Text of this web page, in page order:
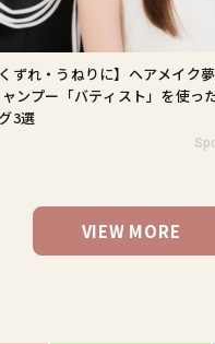
くずれ・うねりに】ヘアメイク
ンプー「バティスト」を使っ
3選
VIEW MORE